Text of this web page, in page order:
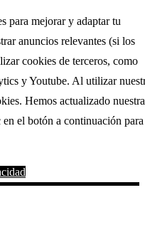
para mejorar y adaptar tu
anuncios relevantes (si los
cookies de terceros, como
y Youtube. Al utilizar
Hemos actualizado nuestra
el botón a continuación para